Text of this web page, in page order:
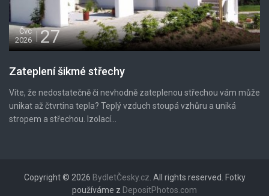
Čvc
2026
27
Zateplení šikmé střechy
Víte, že nedostatečně či nevhodně zateplenou střechou vám může
unikat až čtvrtina tepla? Teplý vzduch stoupá vzhůru a uniká
stropem a střechou. Izolací...
Copyright © 2026 BydletČesky.cz. All rights reserved. Fotky
používáme z DepositPhotos.com